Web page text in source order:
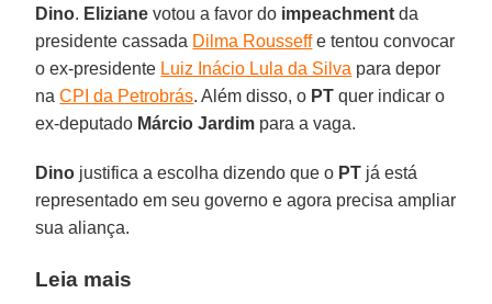
Dino. Eliziane votou a favor do impeachment da
presidente cassada Dilma Rousseffe tentou convocar
o ex-presidente Luiz Inácio Lula da Silva para depor
naCPI da Petrobrás. Além disso, o PT quer indicar o
ex-deputado Márcio Jardim para a vaga.
Dino justifica a escolha dizendo que o PT já está
representado em seu governo e agora precisa ampliar
sua aliança.
Leia mais